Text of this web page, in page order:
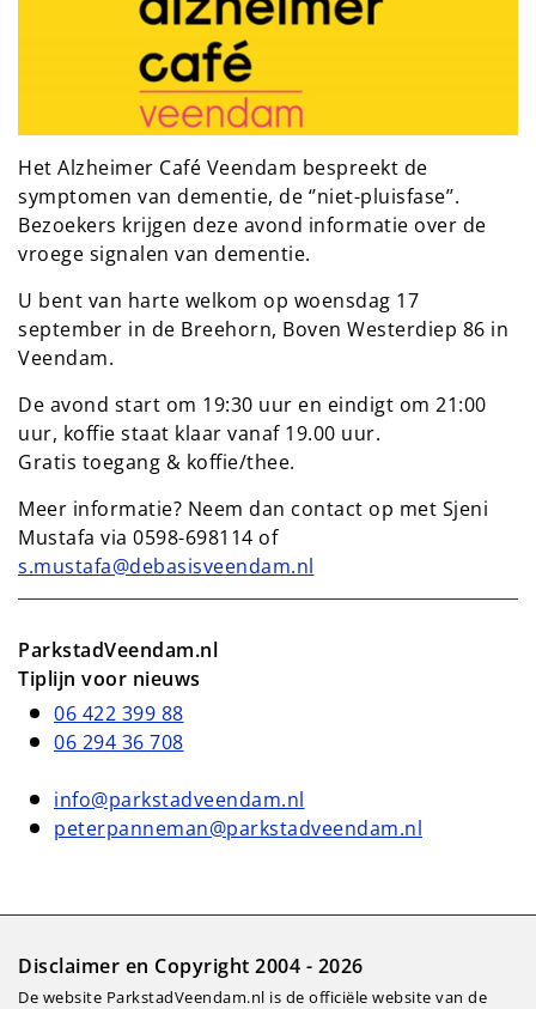
Het Alzheimer Café Veendam bespreekt de
symptomen van dementie, de ‘’niet-pluisfase’’.
Bezoekers krijgen deze avond informatie over de
vroege signalen van dementie.
U bent van harte welkom op woensdag 17
september in de Breehorn, Boven Westerdiep 86 in
Veendam.
De avond start om 19:30 uur en eindigt om 21:00
uur, koffie staat klaar vanaf 19.00 uur.
Gratis toegang & koffie/thee.
Meer informatie? Neem dan contact op met Sjeni
Mustafa via 0598-698114 of
s.mustafa@debasisveendam.nl
ParkstadVeendam.nl
Tiplijn voor nieuws
06 422 399 88
06 294 36 708
info@parkstadveendam.nl
peterpanneman@parkstadveendam.nl
Disclaimer en Copyright 2004 - 2026
De website ParkstadVeendam.nl is de officiële website van de